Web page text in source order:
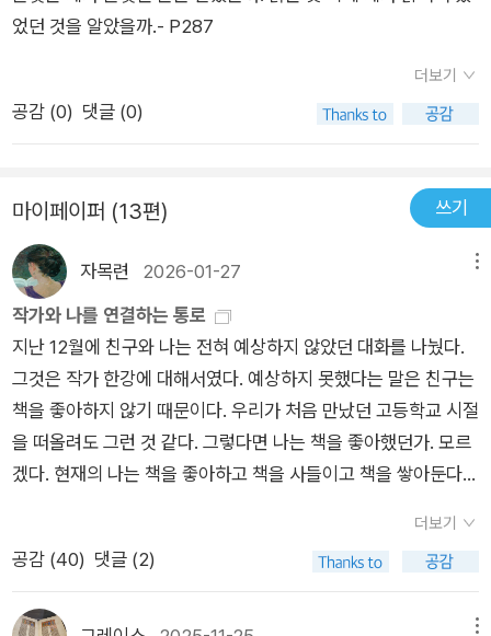
어하는 평범한 나는 남편과 결혼할 생각이 없었다. 하지만 남편이
혼을 결심한다. [나는 그의 흉터와 용기를 함께 받아들이기로 했
다. 아니, 바로 그 흉터가 나에게 안겨준 충격 때문에, 평생 숨기
고 싶었을 알몸을 보여줄 만큼 나를 신뢰해준 데 대한 고마움 떼
수 있을 줄 알았지만, 상처투성이의 남편의 육체는 내가 감당하기
힘든 것이었다. 연민에서 시작한 사랑이 결혼 후 고통으로 바뀌었
다. 나의 이런 고통을 말로 표현하지는 않았지만, 남편은 느꼈을
것이다. 내가 남편을 피한다는 사실을, 증오한다는 사실을. 남편
은 결국 다른 여자를 만난다, 하지만 나는 그런 사실에 오히려 안
도감을 얻는다. 어디서부터 잘못된 걸까?[믿기지 않는 일이었지
만 나는 그의 흉터 때문에 그를 사랑한다고 생각했고, 이제 그 흉
터 때문에 그를 혐오하고 있었다. 그의 흉터가 다만 한 겹 얇은 살
갖일 뿐이라는 것을 나는 분명하게 알고 있었다. 그러나 그 안다
나는 두번째 아기 부처의 꿈운 꾼다. 이번에 나는 아기 부처의 얼
굴 주변을 진흙으로 덮어버린다. 그러나 아기 부처의 얼굴은 더욱
선명하게 살아나서 나를 쳐다본다. 나의 몸이 진흙에 꼬꾸라진다.
이 꿈은 또 무엇을 의미하는걸까? 나는 결국 남편과 이혼할 결심
택을 하는 사람이다. 몸에 치료할 수 없는 멍이 생기면 억지로 가
짓으로 결혼 생활을 지키는 대신 마음이 변했다는 사실을 인정하
고 그 결과를 받아들이는 사람이다.이 책에 실린 단편들은 1996
년부터 2000년까지 쓰인 것으로, 그 때 한강 작가의 나이가 만으
한 생각을 가졌다는 것이 놀랍고 대단하다. 표제작 <내 여자의
열매>는 한강 작가의 대표작 중 하나인 <채식주의자>와 이어지
는 내용이라서, <채식주의자>를 읽기 전에 <내 여자의 열매>를
읽어보면 좋겠다.
후회나 슬픔, 분노는 물론 사소하고 자질구레해 보이는 감정들에
까지 구체적인 생김새와 감각이 있었다. (283-284쪽)그것이 어
떤 여행이었든, 장기간의 여행이 끝난 뒤 식당에 둘러앉은 일행은
대체로 말이 없습니다. 여행을 시작하던 때의 크고 작은 흥분과
농을 던지거나 분위기를 바꾸어보려 하지 않습니다. 젓가락을 들
었다 놓는 소리, 후루룩 국 넘어가는 소리, 깍두기나 열무김치를
씹는 소리 들만이 누구의 것인지 알 수 없게 조용히 섞일 뿐입니
다. (337-338쪽)아무거나 들쑤시거나 캐어내서는 안 돼. 들쑤시
고 캐어내지 않은 그 뜨거운 불길들이 어느 사이에 열기와 숨막히
는 황냄새를 버리고 순연한 빛 덩이로 떠오르도록 하는 거지. 고
통이 뷰파인더와 내 몸둥이를 관통해 맑은 슬픔이 되는 절차를 잠
자코 바라보기만 하는 거야. 지금 내가 당신을 생각하는 격렬한
마음이 차츰 슬퍼지고, 애절해지고, 자신도 모르는 사이 성스러워
져서, 어느덧 당신으로부터 묵묵히 떠나갈 것처럼. (371쪽)
었던 것을 알았을까.- P287
더보기
공감 (0) 댓글 (0)
마이페이퍼 (13편) 쓰기
자목련 2026-01-27
작가와 나를 연결하는 통로
지난 12월에 친구와 나는 전혀 예상하지 않았던 대화를 나눴다.
그것은 작가 한강에 대해서였다. 예상하지 못했다는 말은 친구는
책을 좋아하지 않기 때문이다. 우리가 처음 만났던 고등학교 시절
을 떠올려도 그런 것 같다. 그렇다면 나는 책을 좋아했던가. 모르
겠다. 현재의 나는 책을 좋아하고 책을 사들이고 책을 쌓아둔다.
었다. 대표적인 한강의 소설로 가장 많이 언급되었기에 그랬을 것
이다. 솔직하게 그 소설은 읽기 힘들 거라고 답했다. 『작별하지 않
더보기
공감 (40) 댓글 (2)